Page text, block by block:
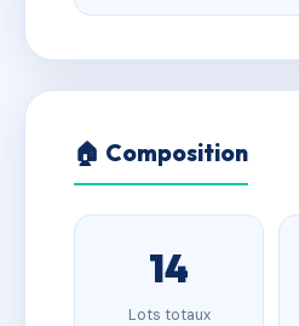
🏠 Composition
14
Lots totaux